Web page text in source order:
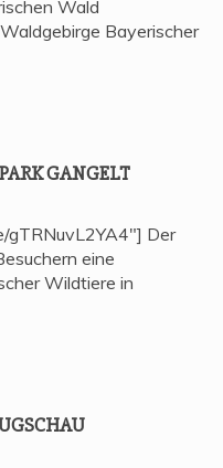
Wald
Bayerischer
GANGELT
gTRNuvL2YA4"] Der
eine
Wildtiere in